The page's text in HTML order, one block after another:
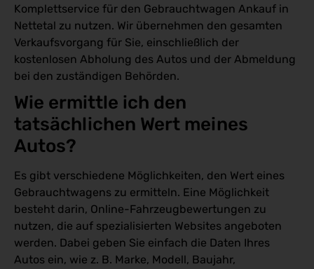
Komplettservice für den Gebrauchtwagen Ankauf in
Nettetal zu nutzen. Wir übernehmen den gesamten
Verkaufsvorgang für Sie, einschließlich der
kostenlosen Abholung des Autos und der Abmeldung
bei den zuständigen Behörden.
Wie ermittle ich den
tatsächlichen Wert meines
Autos?
Es gibt verschiedene Möglichkeiten, den Wert eines
Gebrauchtwagens zu ermitteln. Eine Möglichkeit
besteht darin, Online-Fahrzeugbewertungen zu
nutzen, die auf spezialisierten Websites angeboten
werden. Dabei geben Sie einfach die Daten Ihres
Autos ein, wie z. B. Marke, Modell, Baujahr,